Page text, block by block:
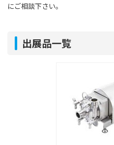
にご相談下さい。
出展品一覧